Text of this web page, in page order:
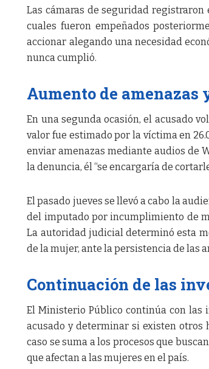
Las cámaras de seguridad
cuales fueron empeñados
accionar alegando una necesidad
nunca cumplió.
Aumento de amenazas
En una segunda ocasión, el acusado
valor fue estimado por la víctima en
enviar amenazas mediante audios de
la denuncia, él “se encargaría de
El pasado jueves se llevó a cabo la
del imputado por incumplimiento de
La autoridad judicial determinó esta
de la mujer, ante la persistencia de las
Continuación de las
El Ministerio Público continúa con las
acusado y determinar si existen
caso se suma a los procesos que
que afectan a las mujeres en el país.